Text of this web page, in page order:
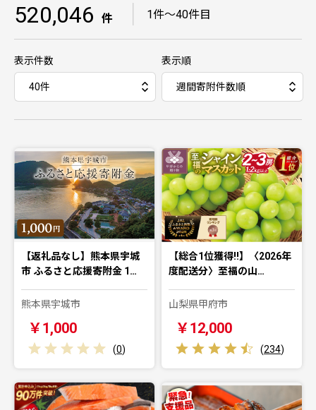
520,046 件 1件〜40件目
表示件数 表示順
【返礼品なし】熊本県宇城
市 ふるさと応援寄附金 1…
熊本県宇城市
￥1,000
(0)
【総合1位獲得!!】〈2026年
度配送分〉至福の山…
山梨県甲府市
￥12,000
(234)